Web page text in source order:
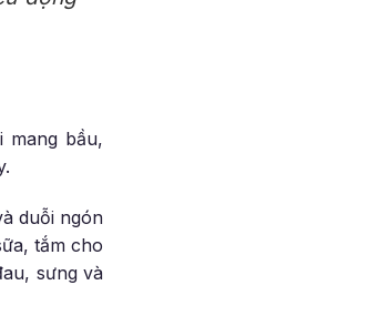
mang bầu,
duỗi ngón
tắm cho
sưng và